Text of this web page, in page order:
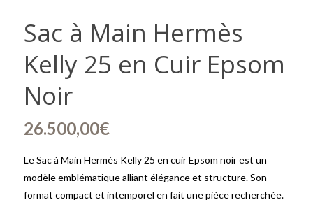
Sac à Main Hermès
Kelly 25 en Cuir Epsom
Noir
26.500,00€
Le Sac à Main Hermès Kelly 25 en cuir Epsom noir est un
modèle emblématique alliant élégance et structure. Son
format compact et intemporel en fait une pièce recherchée.